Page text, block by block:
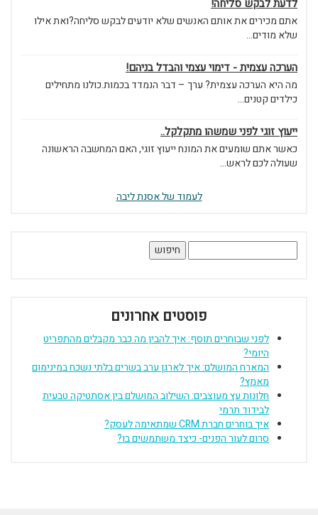
לדעת לבקש סליחה!
אתם מכירים את אותם האנשים שלא יודעים לבקש סליחה?ואת אילו
שלא מודים...
הערכה עצמית - דימוי עצמי והבדל בניהם!
מה היא הערכה עצמית? ערך – דבר הנמדד בכמות.כולנו מתחילים
כילדים קטנים...
ייעוץ זוגי לפני שמשהו מתקלקל..
כאשר אתם שומעים את המונח ייעוץ זוגי, האם המחשבה הראשונה
שעולה לכם לראש...
לעמוד של אסנת ליבה
פוסטים אחרונים
לפני שבוחרים תוסף: איך להבין מה כבר מקבלים מהתפריט
היומי?
המארח המושלם: איך לארגן ערב בשרים בלתי נשכח במינימום
מאמץ?
חלונות עץ מעוצבים: השילוב המושלם בין אסתטיקה טבעית
לבידוד תרמי
איך בוחרים חברת CRM שמתאימה לעסק?
סרום לעור הפנים- כיצד משתמשים בו?